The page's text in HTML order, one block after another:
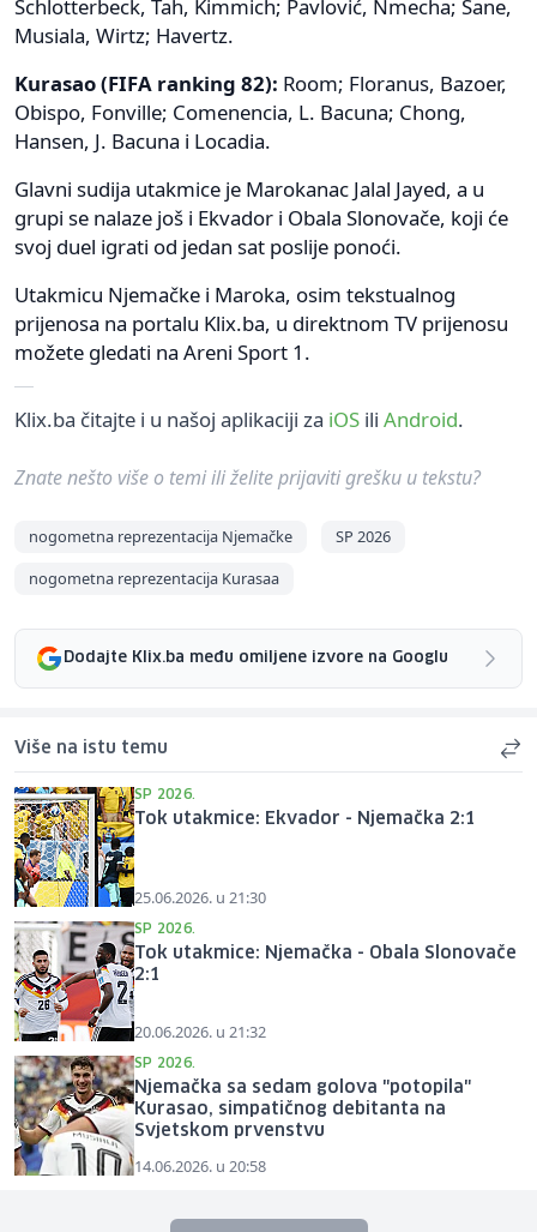
Schlotterbeck, Tah, Kimmich; Pavlović, Nmecha; Sane,
Musiala, Wirtz; Havertz.
Kurasao (FIFA ranking 82): Room; Floranus, Bazoer,
Obispo, Fonville; Comenencia, L. Bacuna; Chong,
Hansen, J. Bacuna i Locadia.
Glavni sudija utakmice je Marokanac Jalal Jayed, a u
grupi se nalaze još i Ekvador i Obala Slonovače, koji će
svoj duel igrati od jedan sat poslije ponoći.
Utakmicu Njemačke i Maroka, osim tekstualnog
prijenosa na portalu Klix.ba, u direktnom TV prijenosu
možete gledati na Areni Sport 1.
Klix.ba čitajte i u našoj aplikaciji za iOS ili Android.
Znate nešto više o temi ili želite prijaviti grešku u tekstu?
nogometna reprezentacija Njemačke
SP 2026
nogometna reprezentacija Kurasaa
Dodajte Klix.ba među omiljene izvore na Googlu
Više na istu temu
SP 2026.
Tok utakmice: Ekvador - Njemačka 2:1
25.06.2026. u 21:30
SP 2026.
Tok utakmice: Njemačka - Obala Slonovače
2:1
20.06.2026. u 21:32
SP 2026.
Njemačka sa sedam golova "potopila"
Kurasao, simpatičnog debitanta na
Svjetskom prvenstvu
14.06.2026. u 20:58